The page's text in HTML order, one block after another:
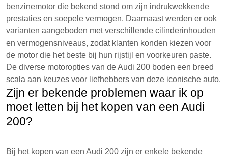
benzinemotor die bekend stond om zijn indrukwekkende
prestaties en soepele vermogen. Daarnaast werden er ook
varianten aangeboden met verschillende cilinderinhouden
en vermogensniveaus, zodat klanten konden kiezen voor
de motor die het beste bij hun rijstijl en voorkeuren paste.
De diverse motoropties van de Audi 200 boden een breed
scala aan keuzes voor liefhebbers van deze iconische auto.
Zijn er bekende problemen waar ik op
moet letten bij het kopen van een Audi
200?
Bij het kopen van een Audi 200 zijn er enkele bekende